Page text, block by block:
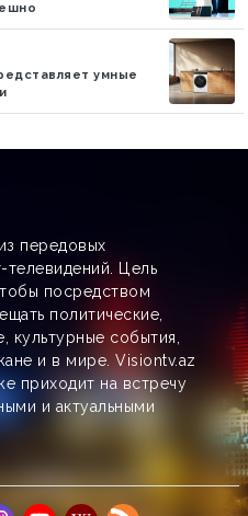
умные
передовых
телевидений. Цель
посредством
политические,
культурные события,
и в мире. Visiontv.az
приходит на встречу
и актуальными